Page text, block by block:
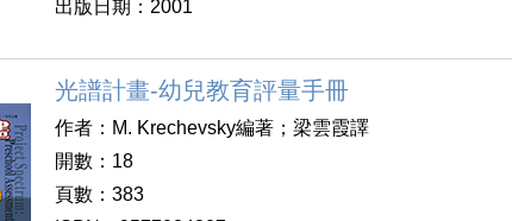
出版日期：2001
光譜計畫-幼兒教育評量手冊
作者：M. Krechevsky編著；梁雲霞譯
開數：18
頁數：383